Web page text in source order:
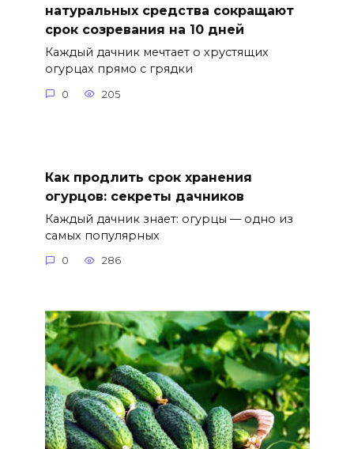
натуральных средства сокращают
срок созревания на 10 дней
Каждый дачник мечтает о хрустящих
огурцах прямо с грядки
0 205
Как продлить срок хранения
огурцов: секреты дачников
Каждый дачник знает: огурцы — одно из
самых популярных
0 286